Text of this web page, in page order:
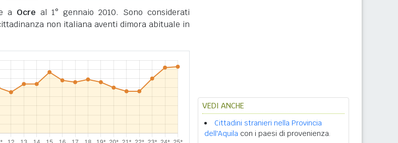
a Ocre al 1° gennaio 2010. Sono considerati
non italiana aventi dimora abituale in
VEDI ANCHE
Cittadini stranieri nella Provincia
dell'Aquila con i paesi di provenienza.